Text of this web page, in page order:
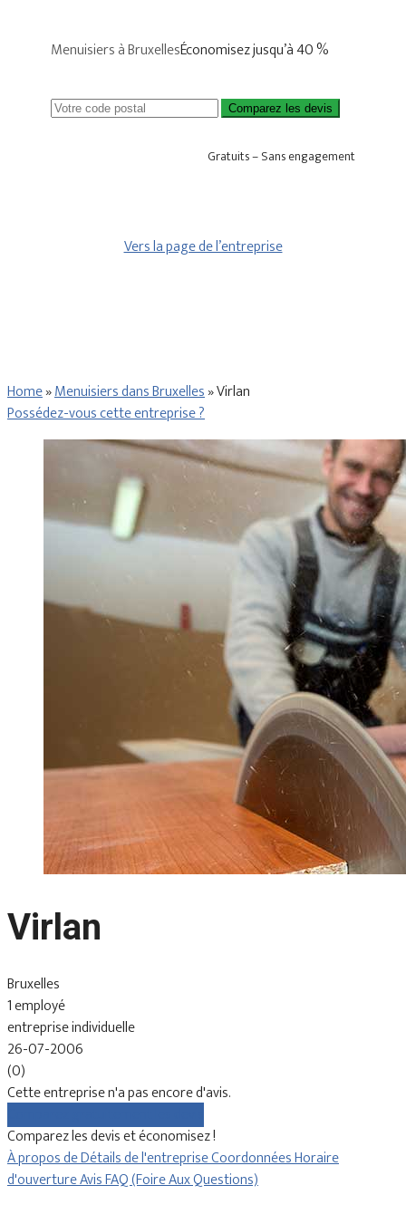
Menuisiers à BruxellesÉconomisez jusqu’à 40 %
Comparez les devis
Gratuits – Sans engagement
Vers la page de l’entreprise
Home»Menuisiers dans Bruxelles»Virlan
Possédez-vous cette entreprise ?
Virlan
Bruxelles
1 employé
entreprise individuelle
26-07-2006
(0)
Cette entreprise n'a pas encore d'avis.
Comparez les devis et économisez !
À propos deDétails de l'entrepriseCoordonnéesHoraire
d'ouvertureAvisFAQ (Foire Aux Questions)